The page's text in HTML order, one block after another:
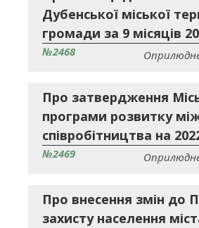
Дубенської міської
громади за 9 місяців
№2468
Про затвердження
програми розвитку
співробітництва на
№2469
Про внесення змін до
захисту населення